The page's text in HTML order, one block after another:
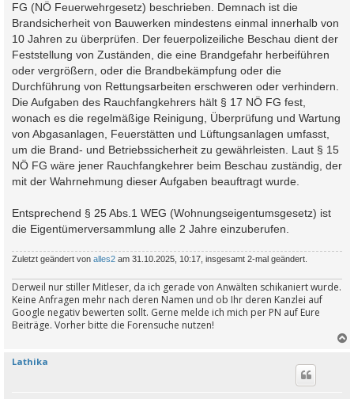
r
a
g
FG (NÖ Feuerwehrgesetz) beschrieben. Demnach ist die
Brandsicherheit von Bauwerken mindestens einmal innerhalb von
10 Jahren zu überprüfen. Der feuerpolizeiliche Beschau dient der
Feststellung von Zuständen, die eine Brandgefahr herbeiführen
oder vergrößern, oder die Brandbekämpfung oder die
Durchführung von Rettungsarbeiten erschweren oder verhindern.
Die Aufgaben des Rauchfangkehrers hält § 17 NÖ FG fest,
wonach es die regelmäßige Reinigung, Überprüfung und Wartung
von Abgasanlagen, Feuerstätten und Lüftungsanlagen umfasst,
um die Brand- und Betriebssicherheit zu gewährleisten. Laut § 15
NÖ FG wäre jener Rauchfangkehrer beim Beschau zuständig, der
mit der Wahrnehmung dieser Aufgaben beauftragt wurde.
Entsprechend § 25 Abs.1 WEG (Wohnungseigentumsgesetz) ist
die Eigentümerversammlung alle 2 Jahre einzuberufen.
Zuletzt geändert von alles2 am 31.10.2025, 10:17, insgesamt 2-mal geändert.
Derweil nur stiller Mitleser, da ich gerade von Anwälten schikaniert wurde.
Keine Anfragen mehr nach deren Namen und ob Ihr deren Kanzlei auf
Google negativ bewerten sollt. Gerne melde ich mich per PN auf Eure
Beiträge. Vorher bitte die Forensuche nutzen!
Lathika